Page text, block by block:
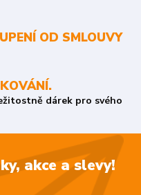
OD SMLOUVY
dárek pro svého
akce a slevy!